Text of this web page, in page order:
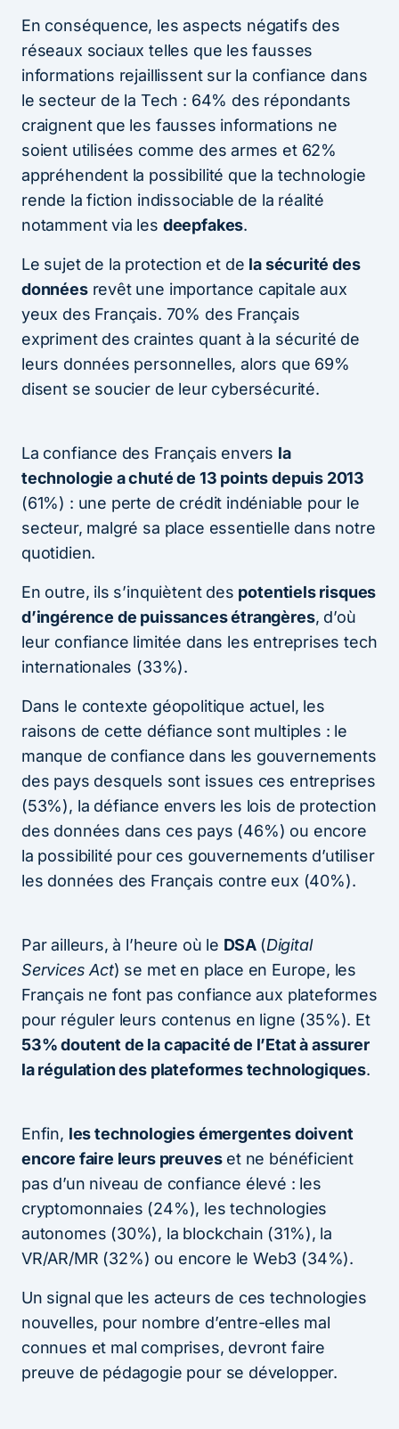
En conséquence, les aspects négatifs des
réseaux sociaux telles que les fausses
informations rejaillissent sur la confiance dans
le secteur de la Tech : 64% des répondants
craignent que les fausses informations ne
soient utilisées comme des armes et 62%
appréhendent la possibilité que la technologie
rende la fiction indissociable de la réalité
notamment via les deepfakes.
Le sujet de la protection et de la sécurité des
donnéesrevêt une importance capitale aux
yeux des Français. 70% des Français
expriment des craintes quant à la sécurité de
leurs données personnelles, alors que 69%
disent se soucier de leur cybersécurité.
La confiance des Français envers la
technologie a chuté de 13 points depuis 2013
(61%) : une perte de crédit indéniable pour le
secteur, malgré sa place essentielle dans notre
quotidien.
En outre, ils s’inquiètent des potentiels risques
d’ingérence de puissances étrangères, d’où
leur confiance limitée dans les entreprises tech
internationales (33%).
Dans le contexte géopolitique actuel, les
raisons de cette défiance sont multiples : le
manque de confiance dans les gouvernements
des pays desquels sont issues ces entreprises
(53%), la défiance envers les lois de protection
des données dans ces pays (46%) ou encore
la possibilité pour ces gouvernements d’utiliser
les données des Français contre eux (40%).
Par ailleurs, à l’heure où le DSA (Digital
Services Act) se met en place en Europe, les
Français ne font pas confiance aux plateformes
pour réguler leurs contenus en ligne (35%). Et
53% doutent de la capacité de l’Etat à assurer
la régulation des plateformes technologiques.
Enfin, les technologies émergentes doivent
encore faire leurs preuveset ne bénéficient
pas d’un niveau de confiance élevé : les
cryptomonnaies (24%), les technologies
autonomes (30%), la blockchain (31%), la
VR/AR/MR (32%) ou encore le Web3 (34%).
Un signal que les acteurs de ces technologies
nouvelles, pour nombre d’entre-elles mal
connues et mal comprises, devront faire
preuve de pédagogie pour se développer.